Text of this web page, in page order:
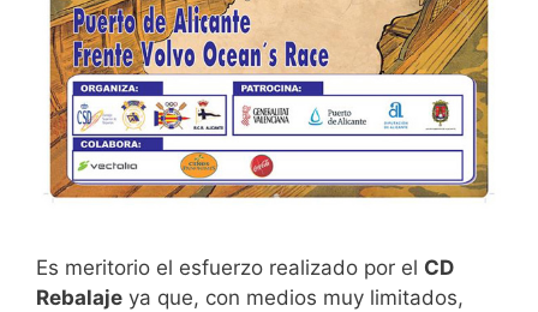
Es meritorio el esfuerzo realizado por el CD
Rebalaje ya que, con medios muy limitados,